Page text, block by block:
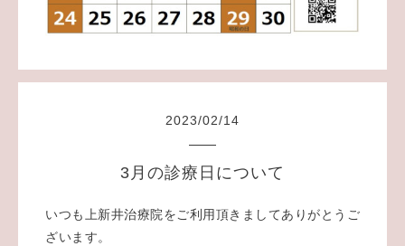
2023/02/14
3月の診療日について
いつも上新井治療院をご利用頂きましてありがとうご
ざいます。